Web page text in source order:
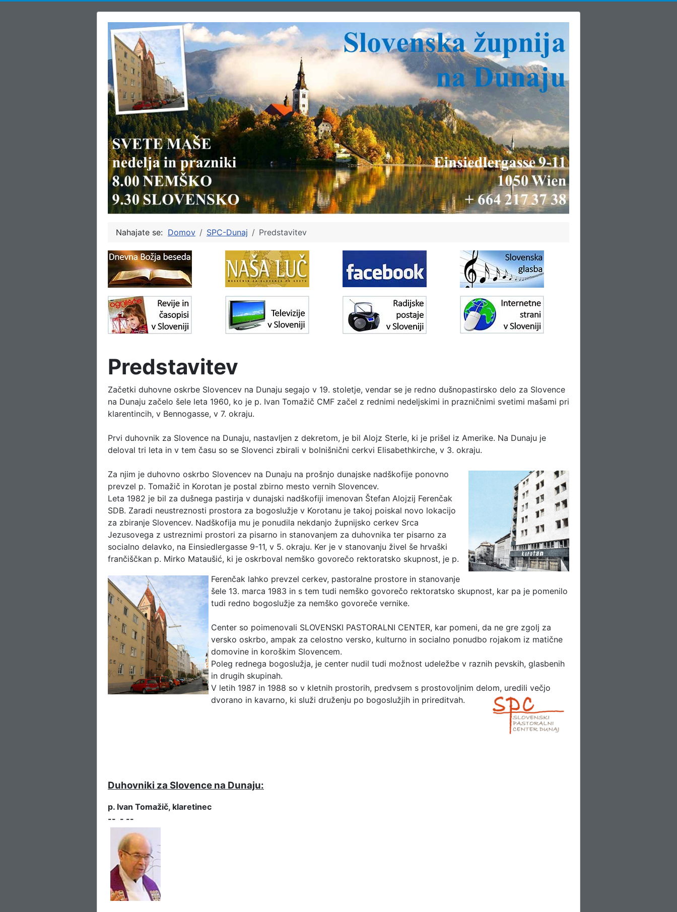
Nahajate se: Domov SPC-Dunaj Predstavitev
Predstavitev
Začetki duhovne oskrbe Slovencev na Dunaju segajo v 19. stoletje, vendar se je redno dušnopastirsko delo za Slovence
na Dunaju začelo šele leta 1960, ko je p. Ivan Tomažič CMF začel z rednimi nedeljskimi in prazničnimi svetimi mašami pri
klarentincih, v Bennogasse, v 7. okraju.
Prvi duhovnik za Slovence na Dunaju, nastavljen z dekretom, je bil Alojz Sterle, ki je prišel iz Amerike. Na Dunaju je
deloval tri leta in v tem času so se Slovenci zbirali v bolnišnični cerkvi Elisabethkirche, v 3. okraju.
Za njim je duhovno oskrbo Slovencev na Dunaju na prošnjo dunajske nadškofije ponovno
prevzel p. Tomažič in Korotan je postal zbirno mesto vernih Slovencev.
Leta 1982 je bil za dušnega pastirja v dunajski nadškofiji imenovan Štefan Alojzij Ferenčak
SDB. Zaradi neustreznosti prostora za bogoslužje v Korotanu je takoj poiskal novo lokacijo
za zbiranje Slovencev. Nadškofija mu je ponudila nekdanjo župnijsko cerkev Srca
Jezusovega z ustreznimi prostori za pisarno in stanovanjem za duhovnika ter pisarno za
socialno delavko, na Einsiedlergasse 9-11, v 5. okraju. Ker je v stanovanju živel še hrvaški
frančiščkan p. Mirko Mataušić, ki je oskrboval nemško govorečo rektoratsko skupnost, je p.
Ferenčak lahko prevzel cerkev, pastoralne prostore in stanovanje
šele 13. marca 1983 in s tem tudi nemško govorečo rektoratsko skupnost, kar pa je pomenilo
tudi redno bogoslužje za nemško govoreče vernike.
Center so poimenovali SLOVENSKI PASTORALNI CENTER, kar pomeni, da ne gre zgolj za
versko oskrbo, ampak za celostno versko, kulturno in socialno ponudbo rojakom iz matične
domovine in koroškim Slovencem.
Poleg rednega bogoslužja, je center nudil tudi možnost udeležbe v raznih pevskih, glasbenih
in drugih skupinah.
V letih 1987 in 1988 so v kletnih prostorih, predvsem s prostovoljnim delom, uredili večjo
dvorano in kavarno, ki služi druženju po bogoslužjih in prireditvah.
Duhovniki za Slovence na Dunaju:
p. Ivan Tomažič, klaretinec
-- - --